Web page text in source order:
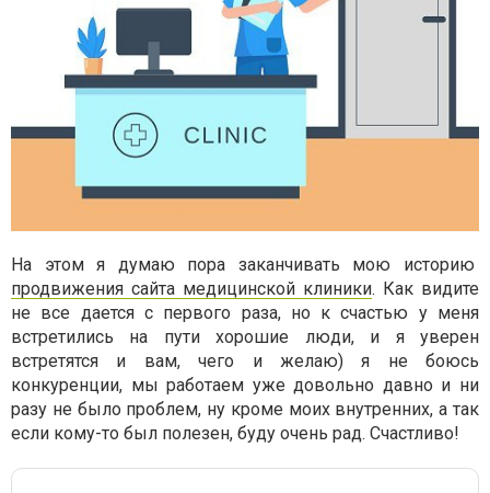
На этом я думаю пора заканчивать мою историю
продвижения сайта медицинской клиники. Как видите
не все дается с первого раза, но к счастью у меня
встретились на пути хорошие люди, и я уверен
встретятся и вам, чего и желаю) я не боюсь
конкуренции, мы работаем уже довольно давно и ни
разу не было проблем, ну кроме моих внутренних, а так
если кому-то был полезен, буду очень рад. Счастливо!